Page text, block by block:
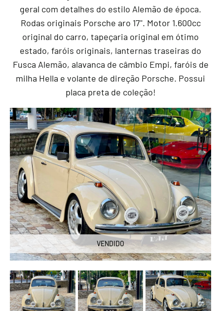
geral com detalhes do estilo Alemão de época.
Rodas originais Porsche aro 17". Motor 1.600cc
original do carro, tapeçaria original em ótimo
estado, faróis originais, lanternas traseiras do
Fusca Alemão, alavanca de câmbio Empi, faróis de
milha Hella e volante de direção Porsche. Possui
placa preta de coleção!
VENDIDO